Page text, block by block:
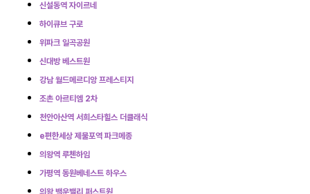
신설동역 자이르네
하이큐브 구로
위파크 일곡공원
신대방 베스트원
강남 월드메르디앙 프레스티지
조촌 아르티엠 2차
천안아산역 서희스타힐스 더클래식
e편한세상 제물포역 파크메종
의왕역 루첸하임
가평역 동원베네스트 하우스
의왕 백운밸리 퍼스트원